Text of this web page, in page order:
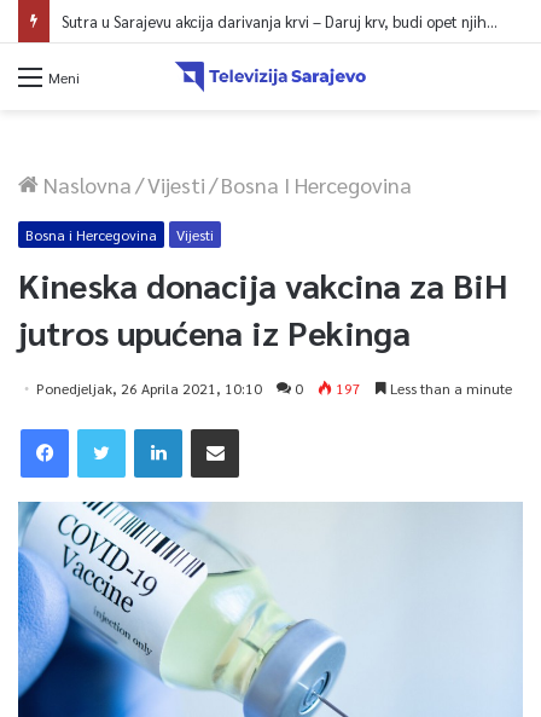
Sutra u Sarajevu akcija darivanja krvi – Daruj krv, budi opet njihov heroj
Meni
Naslovna/Vijesti/Bosna I Hercegovina
Bosna i Hercegovina Vijesti
Kineska donacija vakcina za BiH
jutros upućena iz Pekinga
Ponedjeljak, 26 Aprila 2021, 10:10 0 197 Less than a minute